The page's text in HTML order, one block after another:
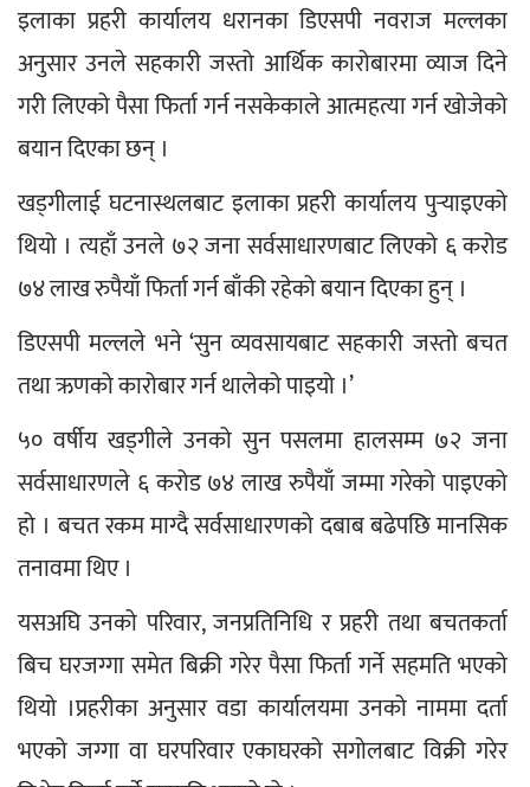
इलाका प्रहरी कार्यालय धरानका डिएसपी नवराज मल्लका
अनुसार उनले सहकारी जस्तो आर्थिक कारोबारमा व्याज दिने
गरी लिएको पैसा फिर्ता गर्न नसकेकाले आत्महत्या गर्न खोजेको
बयान दिएका छन् ।
खड्गीलाई घटनास्थलबाट इलाका प्रहरी कार्यालय पुर्‍याइएको
थियो । त्यहाँ उनले ७२ जना सर्वसाधारणबाट लिएको ६ करोड
७४ लाख रुपैयाँ फिर्ता गर्न बाँकी रहेको बयान दिएका हुन् ।
डिएसपी मल्लले भने ‘सुन व्यवसायबाट सहकारी जस्तो बचत
तथा ऋणको कारोबार गर्न थालेको पाइयो ।’
५० वर्षीय खड्गीले उनको सुन पसलमा हालसम्म ७२ जना
सर्वसाधारणले ६ करोड ७४ लाख रुपैयाँ जम्मा गरेको पाइएको
हो । बचत रकम माग्दै सर्वसाधारणको दबाब बढेपछि मानसिक
तनावमा थिए ।
यसअघि उनको परिवार, जनप्रतिनिधि र प्रहरी तथा बचतकर्ता
बिच घरजग्गा समेत बिक्री गरेर पैसा फिर्ता गर्ने सहमति भएको
थियो ।प्रहरीका अनुसार वडा कार्यालयमा उनको नाममा दर्ता
भएको जग्गा वा घरपरिवार एकाघरको सगोलबाट विक्री गरेर